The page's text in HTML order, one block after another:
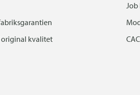
original kvalitet
Job